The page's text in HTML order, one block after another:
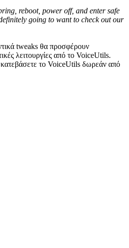
reboot, power off, and enter safe
going to want to check out our
tweaks θα προσφέρουν
λειτουργίες από το VoiceUtils.
το VoiceUtils δωρεάν από